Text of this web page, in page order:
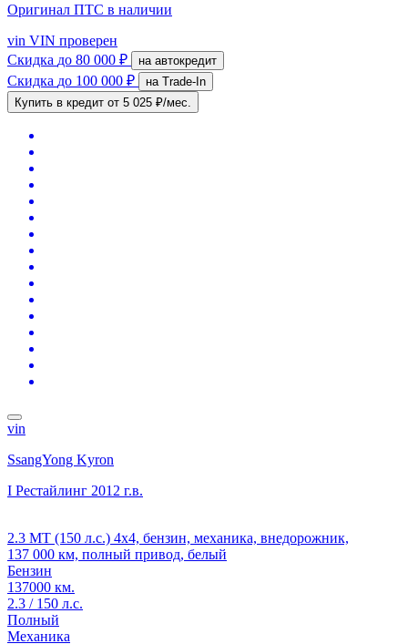
Оригинал ПТС в наличии
vin VIN проверен
Скидка до 80 000 ₽ на автокредит
Скидка до 100 000 ₽
на Trade-In
Купить в кредит от 5 025 ₽/мес.
vin
SsangYong Kyron
I Рестайлинг 2012 г.в.
2.3 MT (150 л.с.) 4x4, бензин, механика, внедорожник,
137 000 км, полный привод, белый
Бензин
137000 км.
2.3 / 150 л.с.
Полный
Механика